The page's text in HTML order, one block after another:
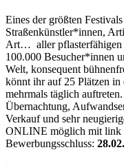
Eines der größten
Straßenkünstler*innen,
Art… aller pflasterfähigen
100.000 Besucher*innen
Welt, konsequent
könnt ihr auf 25 Plätzen in
mehrmals täglich
Übernachtung,
Verkauf und sehr
ONLINE möglich mit link
Bewerbungsschluss: